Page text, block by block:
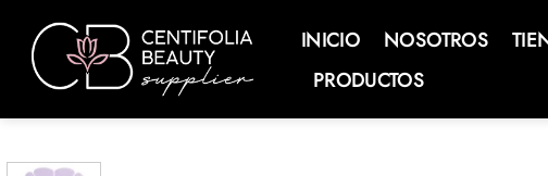
contenido
INICIO NOSOTROS
PRODUCTOS